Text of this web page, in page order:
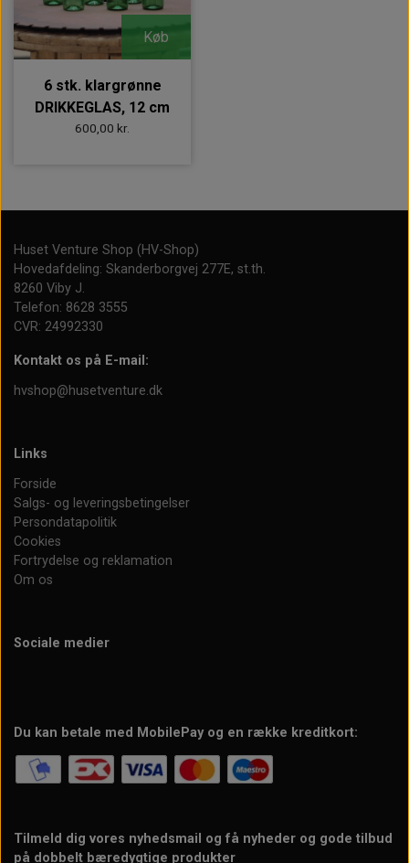
Køb
6 stk. klargrønne
DRIKKEGLAS, 12 cm
600,00 kr.
Huset Venture Shop (HV-Shop)
Hovedafdeling: Skanderborgvej 277E, st.th.
8260 Viby J.
Telefon: 8628 3555
CVR: 24992330
Kontakt os på E-mail:
hvshop@husetventure.dk
Links
Forside
Salgs- og leveringsbetingelser
Persondatapolitik
Cookies
Fortrydelse og reklamation
Om os
Sociale medier
Du kan betale med MobilePay og en række kreditkort:
Tilmeld dig vores nyhedsmail og få nyheder og gode tilbud
på dobbelt bæredygtige produkter